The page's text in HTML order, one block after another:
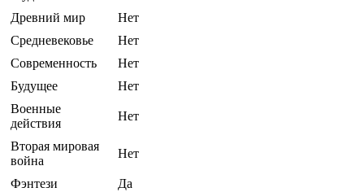
Древний мир
Нет
Средневековье
Нет
Современность
Нет
Будущее
Нет
Военные
действия
Нет
Вторая мировая
война
Нет
Фэнтези
Да